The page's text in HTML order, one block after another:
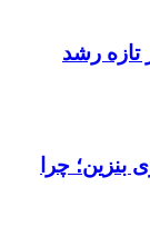
تازه رشد
چرا